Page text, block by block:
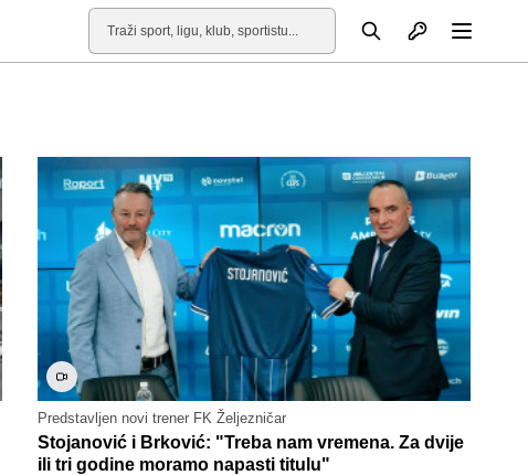
Pretraga Otvori profil
Predstavljen novi trener FK Željezničar
Stojanović i Brković: "Treba nam vremena. Za dvije
ili tri godine moramo napasti titulu"